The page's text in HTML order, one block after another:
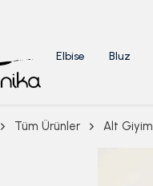
Elbise Bluz
Tüm Ürünler Alt Giyim